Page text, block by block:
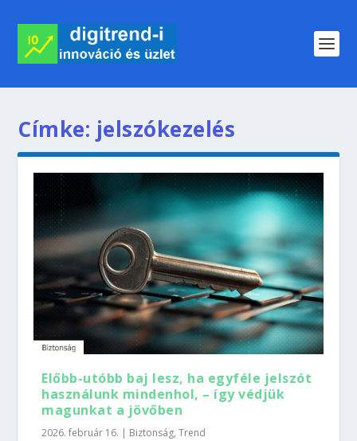
Címke: jelszókezelés
Előbb-utóbb baj lesz, ha egyféle jelszót
használunk mindenhol, – így védjük
magunkat a jövőben
2026. február 16. | Biztonság,Trend